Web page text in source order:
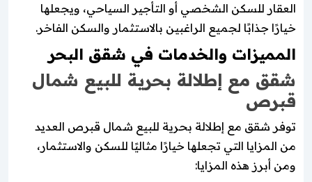
العقار للسكن الشخصي أو التأجير السياحي، ويجعلها
خيارًا جذابًا لجميع الراغبين بالاستثمار والسكن الفاخر.
المميزات والخدمات في شقق البحر
شقق مع إطلالة بحرية للبيع شمال
قبرص
توفر شقق مع إطلالة بحرية للبيع شمال قبرص العديد
من المزايا التي تجعلها خيارًا مثاليًا للسكن والاستثمار،
ومن أبرز هذه المزايا: